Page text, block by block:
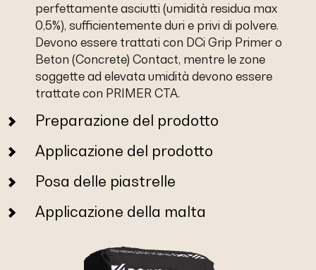
perfettamente asciutti (umidità residua max
0,5%), sufficientemente duri e privi di polvere.
Devono essere trattati con DCi Grip Primer o
Beton (Concrete) Contact, mentre le zone
soggette ad elevata umidità devono essere
trattate con PRIMER CTA.
Preparazione del prodotto
Applicazione del prodotto
Posa delle piastrelle
Applicazione della malta